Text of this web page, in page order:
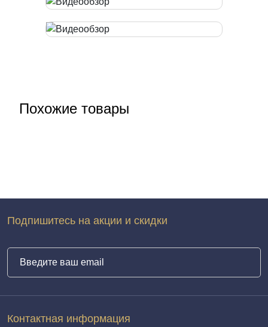
Похожие товары
Контактная информация
Подпишитесь на акции и скидки